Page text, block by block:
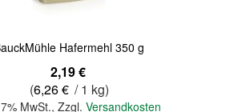
Hafermehl 350 g
2,19 €
(6,26 € / 1 kg)
MwSt.,Zzgl.Versandkosten